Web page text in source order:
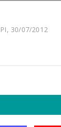
30/07/2012